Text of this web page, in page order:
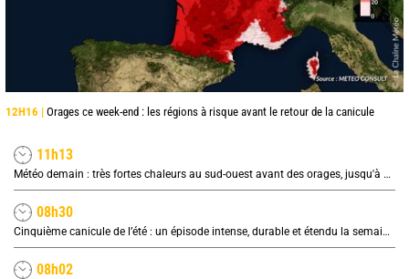
12H16 | Orages ce week-end : les régions à risque avant le retour de la canicule
11h13
Météo demain : très fortes chaleurs au sud-ouest avant des orages, jusqu'à 39°C
08h30
Cinquième canicule de l’été : un épisode intense, durable et étendu la semaine prochaine
08h02